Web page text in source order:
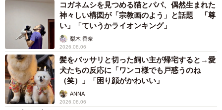
コガネムシを見つめる猫とパパ、偶然生まれた
神々しい構図が「宗教画のよう」と話題 「尊
い」「ていうかライオンキング」
梨木 香奈
2026.08.06
髪をバッサリと切った飼い主が帰宅すると→愛
犬たちの反応に「ワンコ様でも戸惑うのね
（笑）」「困り顔がかわいい」
ANNA
2026.08.06